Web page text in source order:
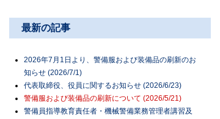
最新の記事
2026年7月1日より、警備服および装備品の刷新のお
知らせ (2026/7/1)
代表取締役、役員に関するお知らせ (2026/6/23)
警備服および装備品の刷新について (2026/5/21)
警備員指導教育責任者・機械警備業務管理者講習及